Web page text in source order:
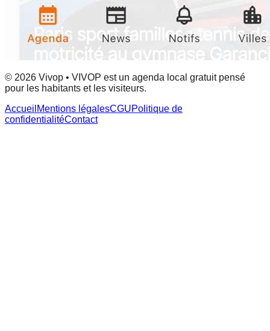
© 2026 Vivop • VIVOP est un agenda local gratuit pensé
pour les habitants et les visiteurs.
Accueil Mentions légalesCGUPolitique de
confidentialitéContact